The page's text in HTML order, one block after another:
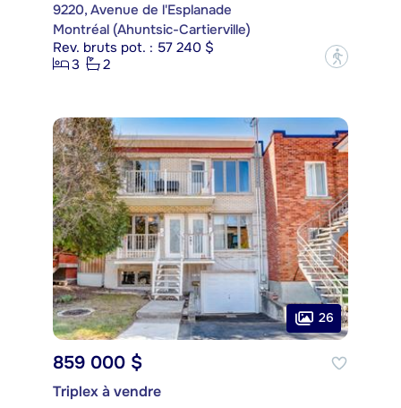
9220, Avenue de l'Esplanade
Montréal (Ahuntsic-Cartierville)
Rev. bruts pot. : 57 240 $
3
2 ?
26
859 000 $
Triplex à vendre